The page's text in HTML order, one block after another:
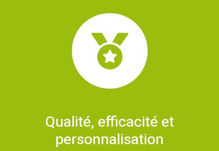
Qualité, efficacité et
personnalisation